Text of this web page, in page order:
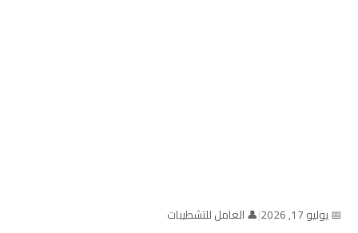
📅 يوليو 17, 2026 |👤 العامل للتشطيبات